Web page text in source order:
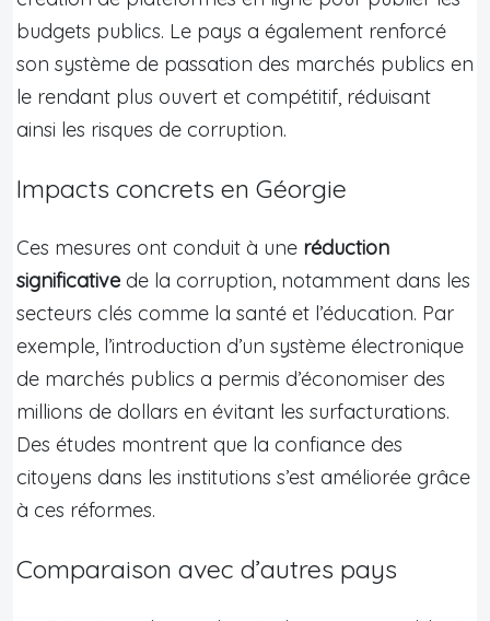
budgets publics. Le pays a également renforcé
son système de passation des marchés publics en
le rendant plus ouvert et compétitif, réduisant
ainsi les risques de corruption.
Impacts concrets en Géorgie
Ces mesures ont conduit à une réduction
significative de la corruption, notamment dans les
secteurs clés comme la santé et l’éducation. Par
exemple, l’introduction d’un système électronique
de marchés publics a permis d’économiser des
millions de dollars en évitant les surfacturations.
Des études montrent que la confiance des
citoyens dans les institutions s’est améliorée grâce
à ces réformes.
Comparaison avec d’autres pays